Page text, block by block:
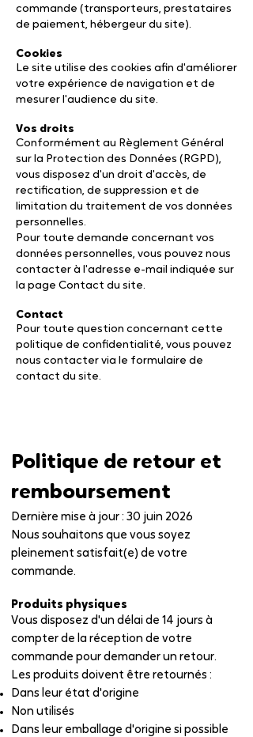
commande (transporteurs, prestataires
de paiement, hébergeur du site).
Cookies
Le site utilise des cookies afin d'améliorer
votre expérience de navigation et de
mesurer l'audience du site.
Vos droits
Conformément au Règlement Général
sur la Protection des Données (RGPD),
vous disposez d'un droit d'accès, de
rectification, de suppression et de
limitation du traitement de vos données
personnelles.
Pour toute demande concernant vos
données personnelles, vous pouvez nous
contacter à l'adresse e-mail indiquée sur
la page Contact du site.
Contact
Pour toute question concernant cette
politique de confidentialité, vous pouvez
nous contacter via le formulaire de
contact du site.
Politique de retour et
remboursement
Dernière mise à jour : 30 juin 2026
Nous souhaitons que vous soyez
pleinement satisfait(e) de votre
commande.
Produits physiques
Vous disposez d'un délai de 14 jours à
compter de la réception de votre
commande pour demander un retour.
Les produits doivent être retournés :
Dans leur état d'origine
Non utilisés
Dans leur emballage d'origine si possible